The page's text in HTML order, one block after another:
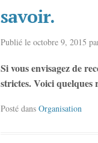
savoir.
Publié le octobre 9, 2015
Si vous envisagez de
strictes. Voici quelques
Posté dans Organisation